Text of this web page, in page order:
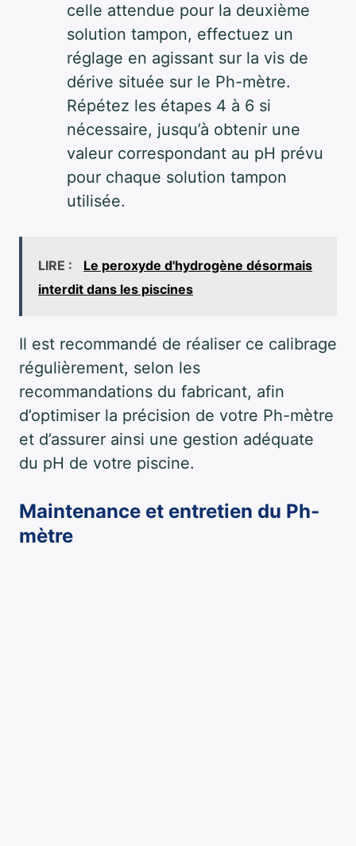
celle attendue pour la deuxième
solution tampon, effectuez un
réglage en agissant sur la vis de
dérive située sur le Ph-mètre.
Répétez les étapes 4 à 6 si
nécessaire, jusqu’à obtenir une
valeur correspondant au pH prévu
pour chaque solution tampon
utilisée.
LIRE :
Le peroxyde d'hydrogène désormais
interdit dans les piscines
Il est recommandé de réaliser ce calibrage
régulièrement, selon les
recommandations du fabricant, afin
d’optimiser la précision de votre Ph-mètre
et d’assurer ainsi une gestion adéquate
du pH de votre piscine.
Maintenance et entretien du Ph-
mètre